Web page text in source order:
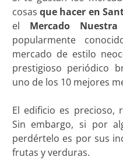
cosasque hacer en
el Mercado
popularmente
mercado de estilo
prestigioso periódico
uno de los 10 mejores
El edificio es precioso,
Sin embargo, si por
perdértelo es por sus
frutas y verduras.